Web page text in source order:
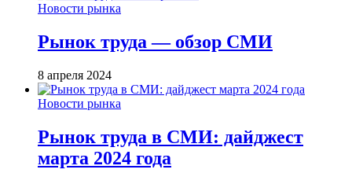
Новости рынка
Рынок труда — обзор СМИ
8 апреля 2024
Новости рынка
Рынок труда в СМИ: дайджест
марта 2024 года